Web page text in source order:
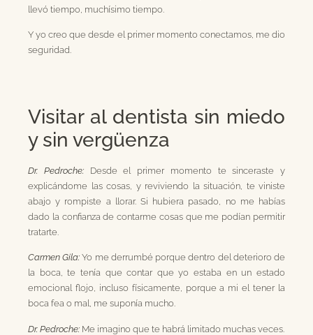
llevó tiempo, muchísimo tiempo.
Y yo creo que desde el primer momento conectamos, me dio
seguridad.
Visitar al dentista sin miedo
y sin vergüenza
Dr. Pedroche:
Desde el primer momento te sinceraste y
explicándome las cosas, y reviviendo la situación, te viniste
abajo y rompiste a llorar. Si hubiera pasado, no me habías
dado la confianza de contarme cosas que me podían permitir
tratarte.
Carmen Gila:Yo me derrumbé porque dentro del deterioro de
la boca, te tenía que contar que yo estaba en un estado
emocional flojo, incluso físicamente, porque a mi el tener la
boca fea o mal, me suponía mucho.
Dr. Pedroche: Me imagino que te habrá limitado muchas veces.